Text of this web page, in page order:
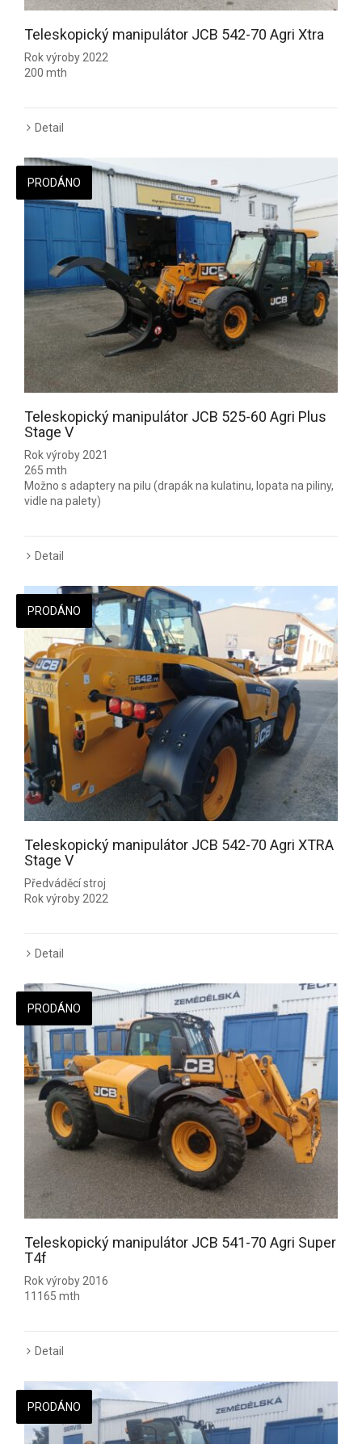
Teleskopický manipulátor JCB 542-70 Agri Xtra
Rok výroby 2022
200 mth
Detail
PRODÁNO
Teleskopický manipulátor JCB 525-60 Agri Plus
Stage V
Rok výroby 2021
265 mth
Možno s adaptery na pilu (drapák na kulatinu, lopata na piliny,
vidle na palety)
Detail
PRODÁNO
Teleskopický manipulátor JCB 542-70 Agri XTRA
Stage V
Předváděcí stroj
Rok výroby 2022
Detail
PRODÁNO
Teleskopický manipulátor JCB 541-70 Agri Super
T4f
Rok výroby 2016
11165 mth
Detail
PRODÁNO